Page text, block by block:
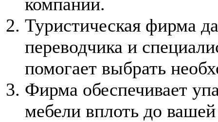
Туристическая фирма
переводчика и
помогает выбрать
Фирма обеспечивает
мебели вплоть до